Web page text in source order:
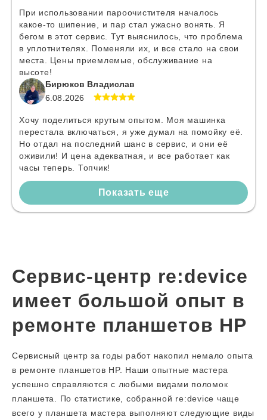
При использовании пароочистителя началось
какое-то шипение, и пар стал ужасно вонять. Я
бегом в этот сервис. Тут выяснилось, что проблема
в уплотнителях. Поменяли их, и все стало на свои
места. Цены приемлемые, обслуживание на
высоте!
Бирюков Владислав
6.08.2026
Хочу поделиться крутым опытом. Моя машинка
перестала включаться, я уже думал на помойку её.
Но отдал на последний шанс в сервис, и они её
оживили! И цена адекватная, и все работает как
часы теперь. Топчик!
Показать еще
Сервис-центр re:device
имеет большой опыт в
ремонте планшетов HP
Сервисный центр за годы работ накопил немало опыта
в ремонте планшетов HP. Наши опытные мастера
успешно справляются с любыми видами поломок
планшета. По статистике, собранной re:device чаще
всего у планшета мастера выполняют следующие виды